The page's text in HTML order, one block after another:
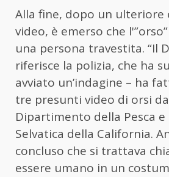
Alla fine, dopo un ulteriore
video, è emerso che
una persona travestita. “Il
riferisce la polizia, che ha
avviato un’indagine – ha
tre presunti video di orsi
Dipartimento della Pesca e
Selvatica della California.
concluso che si trattava
essere umano in un